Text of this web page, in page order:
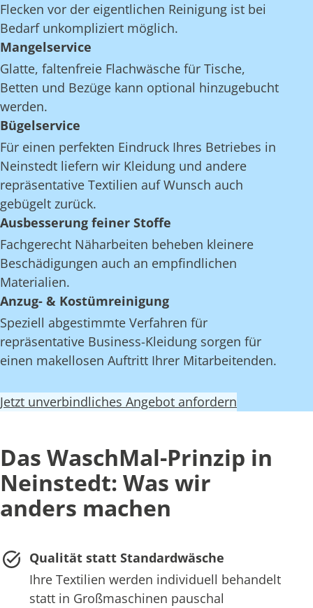
Flecken vor der eigentlichen Reinigung ist bei
Bedarf unkompliziert möglich.
Mangelservice
Glatte, faltenfreie Flachwäsche für Tische,
Betten und Bezüge kann optional hinzugebucht
werden.
Bügelservice
Für einen perfekten Eindruck Ihres Betriebes in
Neinstedt liefern wir Kleidung und andere
repräsentative Textilien auf Wunsch auch
gebügelt zurück.
Ausbesserung feiner Stoffe
Fachgerecht Näharbeiten beheben kleinere
Beschädigungen auch an empfindlichen
Materialien.
Anzug- & Kostümreinigung
Speziell abgestimmte Verfahren für
repräsentative Business-Kleidung sorgen für
einen makellosen Auftritt Ihrer Mitarbeitenden.
Jetzt unverbindliches Angebot anfordern
Das WaschMal-Prinzip in
Neinstedt: Was wir
anders machen
Qualität statt Standardwäsche
Ihre Textilien werden individuell behandelt
statt in Großmaschinen pauschal